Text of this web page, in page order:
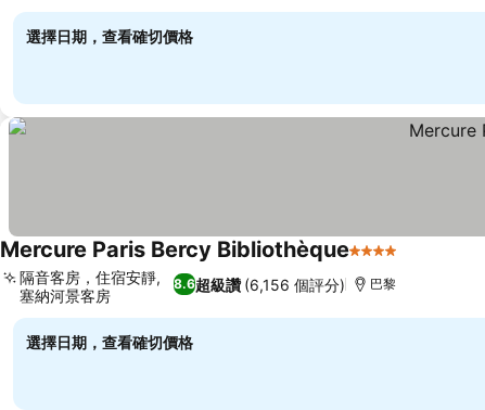
選擇日期，查看確切價格
Mercure Paris Bercy Bibliothèque4 星級
8.6超級讚 (6,156 個評分)
隔音客房，住宿安靜,
塞納河景客房
巴黎
選擇日期，查看確切價格